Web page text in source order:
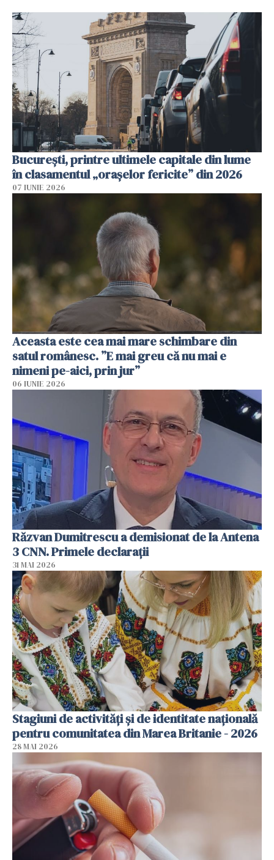
București, printre ultimele capitale din lume
în clasamentul „orașelor fericite” din 2026
07 IUNIE 2026
Aceasta este cea mai mare schimbare din
satul românesc. ”E mai greu că nu mai e
nimeni pe-aici, prin jur”
06 IUNIE 2026
Răzvan Dumitrescu a demisionat de la Antena
3 CNN. Primele declarații
31 MAI 2026
Stagiuni de activități și de identitate națională
pentru comunitatea din Marea Britanie - 2026
28 MAI 2026